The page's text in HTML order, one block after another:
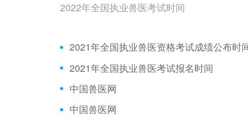
2022年全国执业兽医考试时间
2021年全国执业兽医考试报名时间
中国兽医网
中国兽医网